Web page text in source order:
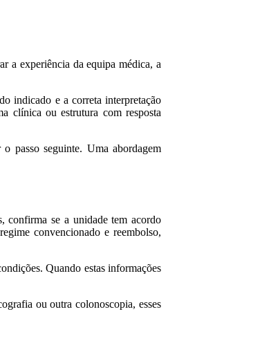
a experiência da equipa médica, a
indicado e a correta interpretação
clínica ou estrutura com resposta
passo seguinte. Uma abordagem
confirma se a unidade tem acordo
convencionado e reembolso,
Quando estas informações
ou outra colonoscopia, esses